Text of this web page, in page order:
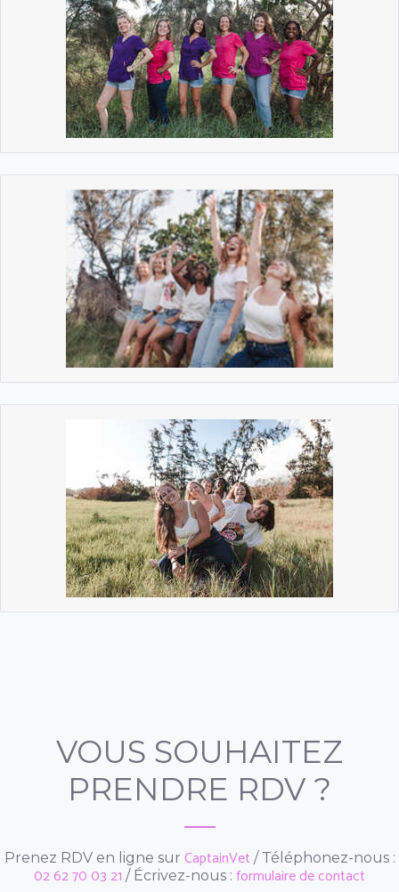
VOUS SOUHAITEZ
PRENDRE RDV ?
Prenez RDV en ligne sur CaptainVet / Téléphonez-nous :
02 62 70 03 21 / Écrivez-nous : formulaire de contact